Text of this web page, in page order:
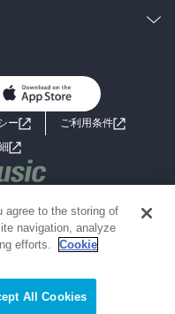
子向けラノベ
説
外小説
ラビア写真集
問い合わせ
ー
ご利用条件
Inc.
domestic market only
agree to the storing of
navigation, analyze
efforts.
Cookie
All Cookies